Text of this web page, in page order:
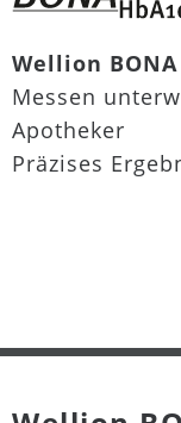
Wellion
Messen
Apotheker
Präzises